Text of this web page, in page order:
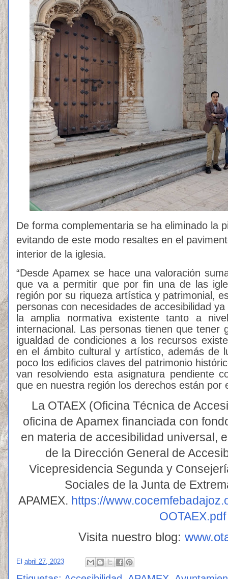
De forma complementaria se ha eliminado la
evitando de este modo resaltes en el
interior de la iglesia.
“Desde Apamex se hace una valoración
que va a permitir que por fin una de las
región por su riqueza artística y patrimonial,
personas con necesidades de accesibilidad
la amplia normativa existente tanto a
internacional. Las personas tienen que tener
igualdad de condiciones a los recursos
en el ámbito cultural y artístico, además de
poco los edificios claves del patrimonio
van resolviendo esta asignatura pendiente
que en nuestra región los derechos están por
La OTAEX (Oficina Técnica de
oficina de Apamex financiada con
en materia de accesibilidad universal,
de la Dirección General de
Vicepresidencia Segunda y
Sociales de la Junta de
APAMEX. https://
OOTAEX.pdf
Visita nuestro blog:
El abril 27, 2023